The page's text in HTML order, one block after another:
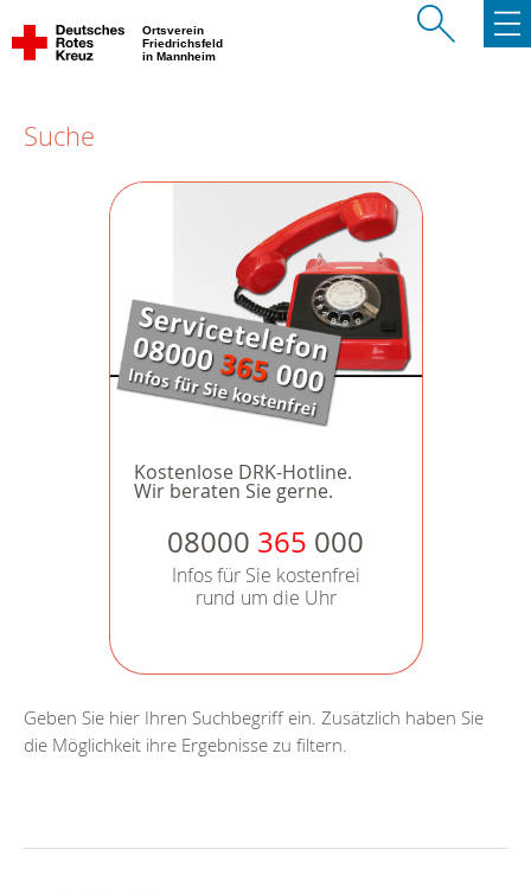
Ortsverein
Friedrichsfeld
in Mannheim
Suche
Kostenlose DRK-Hotline.
Wir beraten Sie gerne.
08000 365 000
Infos für Sie kostenfrei
rund um die Uhr
Geben Sie hier Ihren Suchbegriff ein. Zusätzlich haben Sie
die Möglichkeit ihre Ergebnisse zu filtern.